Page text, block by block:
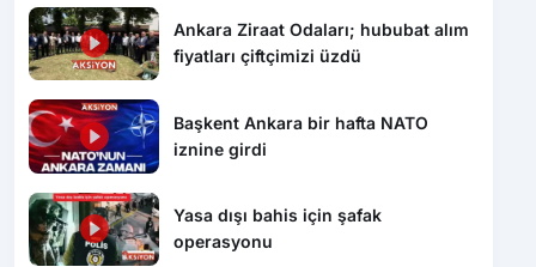
Ankara Ziraat Odaları; hububat alım
fiyatları çiftçimizi üzdü
Başkent Ankara bir hafta NATO
iznine girdi
Yasa dışı bahis için şafak
operasyonu